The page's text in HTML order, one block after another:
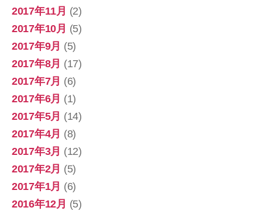
2017年11月 (2)
2017年10月 (5)
2017年9月 (5)
2017年8月 (17)
2017年7月 (6)
2017年6月 (1)
2017年5月 (14)
2017年4月 (8)
2017年3月 (12)
2017年2月 (5)
2017年1月 (6)
2016年12月 (5)